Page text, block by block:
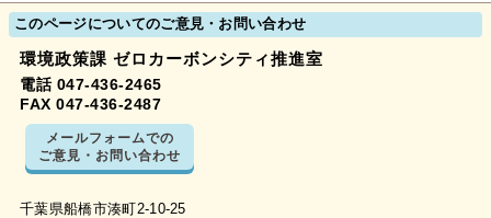
このページについてのご意見・お問い合わせ
環境政策課 ゼロカーボンシティ推進室
電話 047-436-2465
FAX 047-436-2487
メールフォームでの
ご意見・お問い合わせ
千葉県船橋市湊町2-10-25